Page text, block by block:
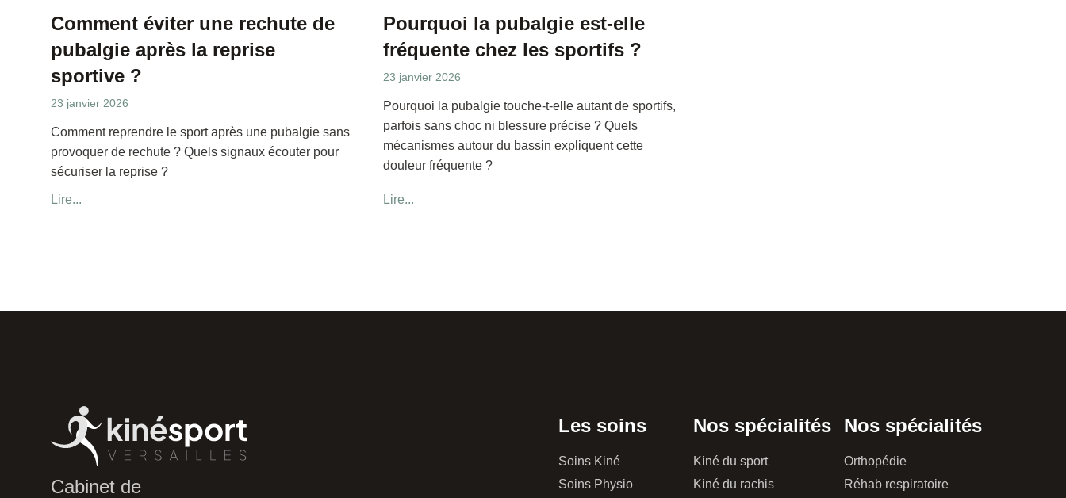
Comment éviter une rechute de
pubalgie après la reprise
sportive ?
23 janvier 2026
Comment reprendre le sport après une pubalgie sans
provoquer de rechute ? Quels signaux écouter pour
sécuriser la reprise ?
Lire...
Pourquoi la pubalgie est-elle
fréquente chez les sportifs ?
23 janvier 2026
Pourquoi la pubalgie touche-t-elle autant de sportifs,
parfois sans choc ni blessure précise ? Quels
mécanismes autour du bassin expliquent cette
douleur fréquente ?
Lire...
Cabinet de
Les soins
Soins Kiné
Soins Physio
Nos spécialités
Kiné du sport
Kiné du rachis
Nos spécialités
Orthopédie
Réhab respiratoire